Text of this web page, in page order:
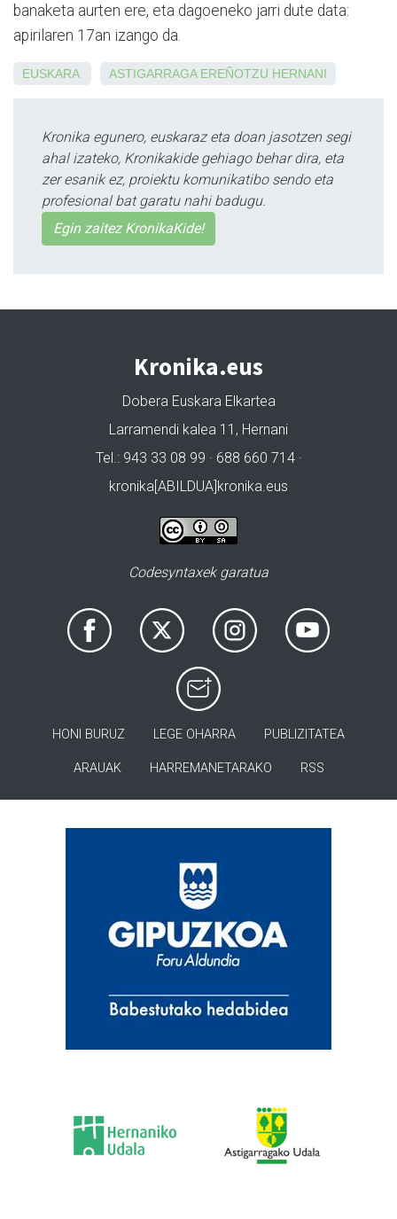
banaketa aurten ere, eta dagoeneko jarri dute data:
apirilaren 17an izango da.
EUSKARA ASTIGARRAGA EREÑOTZU HERNANI
Kronika egunero, euskaraz eta doan jasotzen segi
ahal izateko, Kronikakide gehiago behar dira, eta
zer esanik ez, proiektu komunikatibo sendo eta
profesional bat garatu nahi badugu.
Egin zaitez KronikaKide!
Kronika.eus
Dobera Euskara Elkartea
Larramendi kalea 11, Hernani
Tel.: 943 33 08 99 · 688 660 714 ·
kronika[ABILDUA]kronika.eus
Codesyntaxek garatua
HONI BURUZ LEGE OHARRA PUBLIZITATEA
ARAUAK HARREMANETARAKO RSS